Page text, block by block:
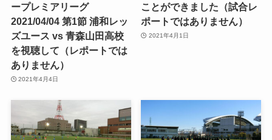
ープレミアリーグ
2021/04/04 第1節 浦和レッ
ズユース vs 青森山田高校
を視聴して（レポートでは
ありません）
2021年4月4日
ことができました（試合レ
ポートではありません）
2021年4月1日